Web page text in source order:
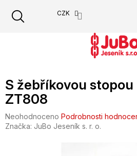
obsah
CZK
S žebříkovou
ZT808
Průměrné
hodnocení
Neohodnoceno Podrobnosti
Značka: JuBo Jeseník s. r. o.